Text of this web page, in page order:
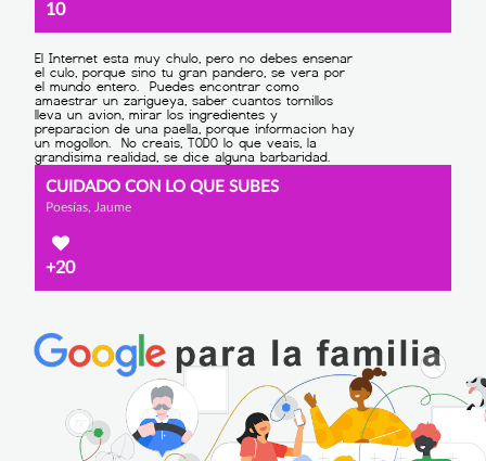
10
CUIDADO CON LO QUE SUBES
Poesías, Jaume
+20